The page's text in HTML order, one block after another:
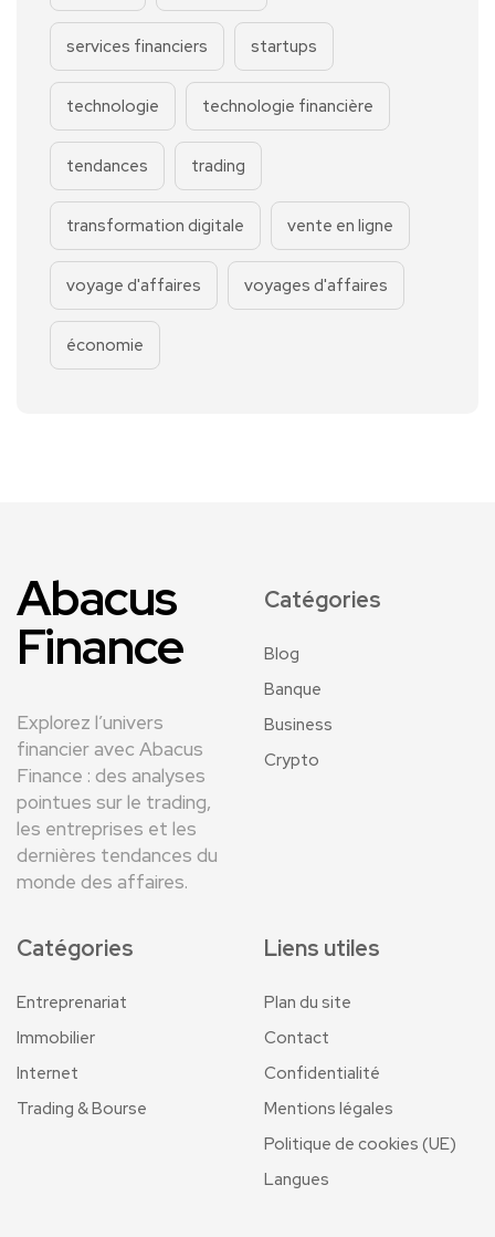
services financiers startups
technologie technologie financière
tendances trading
transformation digitale vente en ligne
voyage d'affaires voyages d'affaires
économie
Abacus
Finance
Explorez l’univers
financier avec Abacus
Finance : des analyses
pointues sur le trading,
les entreprises et les
dernières tendances du
monde des affaires.
Catégories
Blog
Banque
Business
Crypto
Catégories
Entreprenariat
Immobilier
Internet
Trading & Bourse
Liens utiles
Plan du site
Contact
Confidentialité
Mentions légales
Politique de cookies (UE)
Langues